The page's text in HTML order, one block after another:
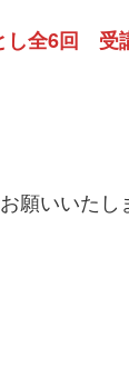
し全6回 受
願いいたし